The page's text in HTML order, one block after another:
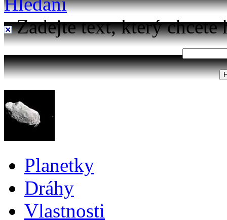
Zadejte text, který chcete
Planetky
Dráhy
Vlastnosti